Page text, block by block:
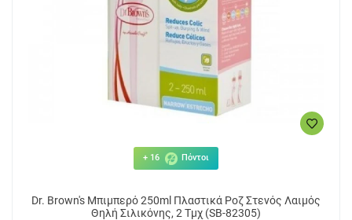
+ 16 Πόντοι
Dr. Brown's Μπιμπερό 250ml Πλαστικά Ροζ Στενός Λαιμός
Θηλή Σιλικόνης, 2 Τμχ (SB-82305)